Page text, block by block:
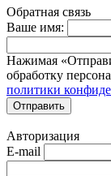
Обратная связь
Ваше имя:
Нажимая
обработку
политики
Отправить
Авторизация
E-mail